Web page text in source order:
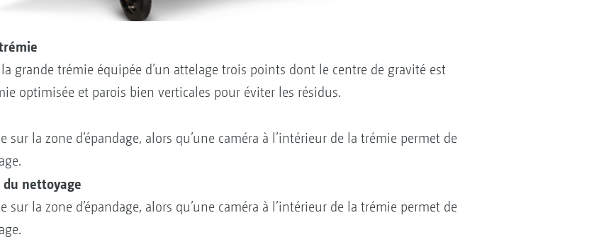
grande trémie équipée d’un attelage trois points dont le centre de gravité est
optimisée et parois bien verticales pour éviter les résidus.
la zone d’épandage, alors qu’une caméra à l’intérieur de la trémie permet de
nettoyage
la zone d’épandage, alors qu’une caméra à l’intérieur de la trémie permet de